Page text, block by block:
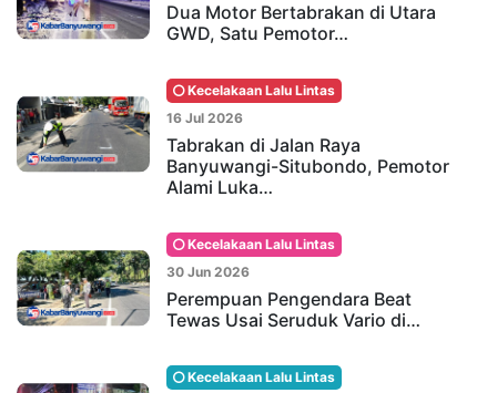
Dua Motor Bertabrakan di Utara
GWD, Satu Pemotor…
Kecelakaan Lalu Lintas
16 Jul 2026
Tabrakan di Jalan Raya
Banyuwangi-Situbondo, Pemotor
Alami Luka…
Kecelakaan Lalu Lintas
30 Jun 2026
Perempuan Pengendara Beat
Tewas Usai Seruduk Vario di…
Kecelakaan Lalu Lintas